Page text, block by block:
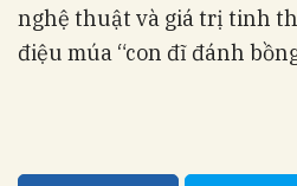
nghệ thuật và giá trị tinh
điệu múa “con đĩ đánh